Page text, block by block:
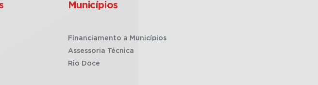
Municípios
Financiamento a Municípios
Assessoria Técnica
Rio Doce